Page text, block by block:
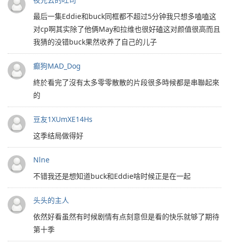
最后一集Eddie和buck同框都不超过5分钟我只想多嗑嗑这
对cp啊其实除了他俩May和拉维也很好磕这对颜值很高而且
我猜的没错buck果然收养了自己的儿子
癫狗MAD_Dog
終於看完了沒有太多零零散散的片段很多時候都是串聯起來
的
豆友1XUmXE14Hs
这季结局做得好
Nlne
不错我还是想知道buck和Eddie啥时候正是在一起
头头的主人
依然好看虽然有时候剧情有点刻意但是看的快乐就够了期待
第十季